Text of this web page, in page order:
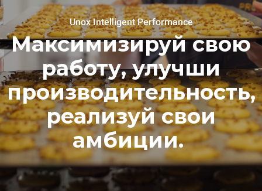
Unox Intelligent Performance
Максимизируй свою
работу, улучши
производительность,
реализуй свои
амбиции.